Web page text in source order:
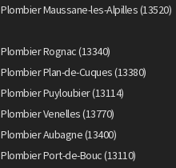
Plombier Maussane-les-Alpilles (13520)
Plombier Rognac (13340)
Plombier Plan-de-Cuques (13380)
Plombier Puyloubier (13114)
Plombier Venelles (13770)
Plombier Aubagne (13400)
Plombier Port-de-Bouc (13110)